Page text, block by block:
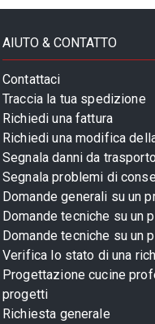
AIUTO & CONTATTO
Contattaci
Traccia la tua spedizione
Richiedi una fattura
Richiedi una modifica
Segnala danni da trasporto
Segnala problemi di
Domande generali su un
Domande tecniche su un
Domande tecniche su un
Verifica lo stato di una
Progettazione cucine
progetti
Richiesta generale